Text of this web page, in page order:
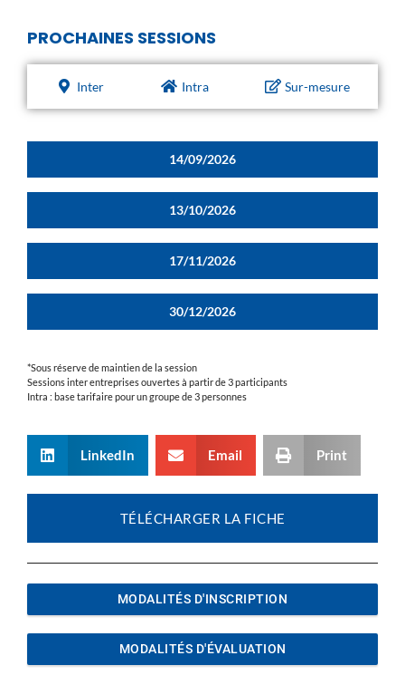
PROCHAINES SESSIONS
Inter Intra Sur-mesure
14/09/2026
13/10/2026
17/11/2026
30/12/2026
*Sous réserve de maintien de la session
Sessions inter entreprises ouvertes à partir de 3 participants
Intra : base tarifaire pour un groupe de 3 personnes
LinkedIn Email Print
TÉLÉCHARGER LA FICHE
MODALITÉS D'INSCRIPTION
MODALITÉS D'ÉVALUATION